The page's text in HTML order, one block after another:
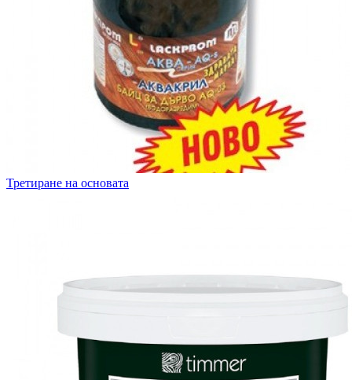
Третиране на основата